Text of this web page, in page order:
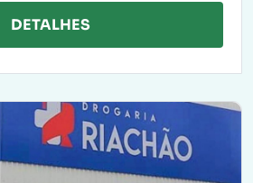
DETALHES